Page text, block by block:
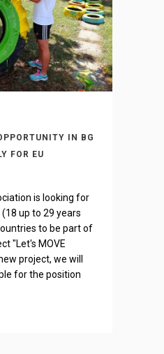
IN BG
FOR EU
is looking for
up to 29 years
to be part of
"Let's MOVE
project, we will
for the position